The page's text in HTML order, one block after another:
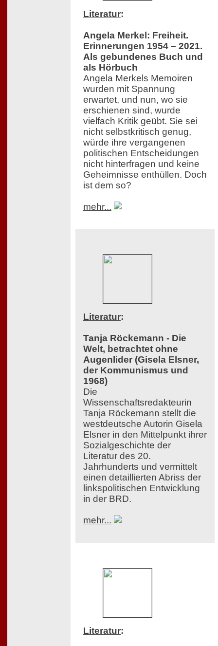
Literatur:
Angela Merkel: Freiheit.
Erinnerungen 1954 – 2021.
Als gebundenes Buch und
als Hörbuch
Angela Merkels Memoiren
wurden mit Spannung
erwartet, und nun, wo sie
erschienen sind, wurde
vielfach Kritik geübt. Sie sei
nicht selbstkritisch genug,
würde ihre vergangenen
politischen Entscheidungen
nicht hinterfragen und keine
Geheimnisse enthüllen. Doch
ist dem so?
mehr...
Literatur:
Tanja Röckemann - Die
Welt, betrachtet ohne
Augenlider (Gisela Elsner,
der Kommunismus und
1968)
Die
Wissenschaftsredakteurin
Tanja Röckemann stellt die
westdeutsche Autorin Gisela
Elsner in den Mittelpunkt ihrer
Sozialgeschichte der
Literatur des 20.
Jahrhunderts und vermittelt
einen detaillierten Abriss der
linkspolitischen Entwicklung
in der BRD.
mehr...
Literatur: